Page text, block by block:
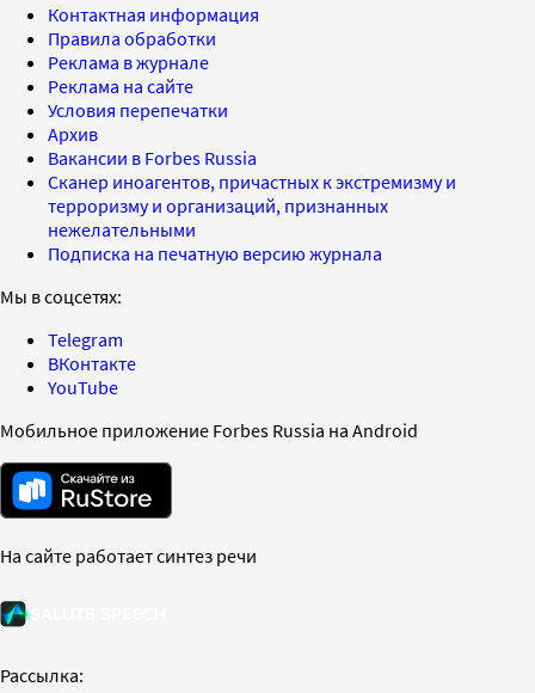
Контактная информация
Правила обработки
Реклама в журнале
Реклама на сайте
Условия перепечатки
Архив
Вакансии в Forbes Russia
Сканер иноагентов, причастных к экстремизму и
терроризму и организаций, признанных
нежелательными
Подписка на печатную версию журнала
Мы в соцсетях:
Telegram
ВКонтакте
YouTube
Мобильное приложение Forbes Russia на Android
На сайте работает синтез речи
Рассылка: